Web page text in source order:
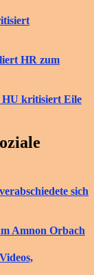
HR zum
HU kritisiert Eile
sich
Amnon Orbach